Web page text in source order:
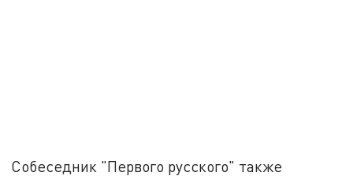
Собеседник "Первого русского" также